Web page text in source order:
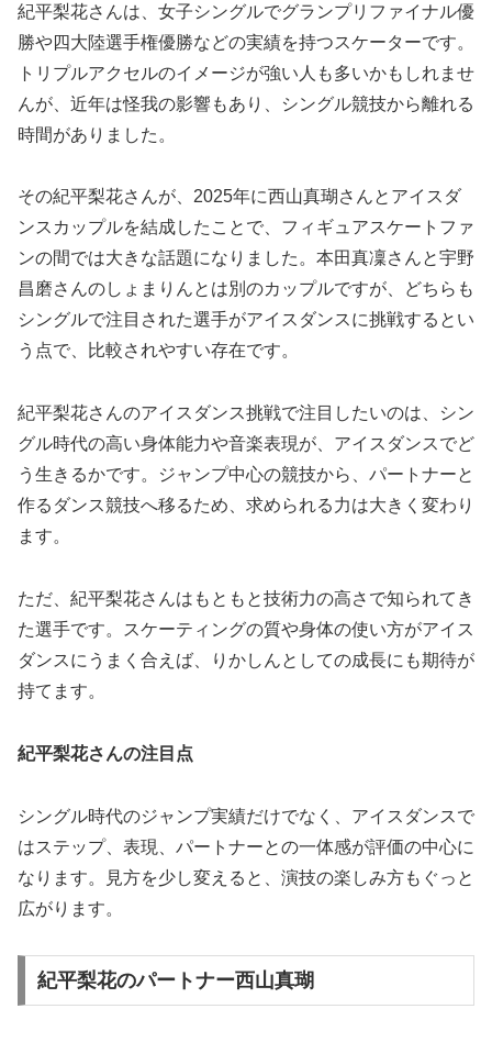
紀平梨花さんは、女子シングルでグランプリファイナル優
勝や四大陸選手権優勝などの実績を持つスケーターです。
トリプルアクセルのイメージが強い人も多いかもしれませ
んが、近年は怪我の影響もあり、シングル競技から離れる
時間がありました。
その紀平梨花さんが、2025年に西山真瑚さんとアイスダ
ンスカップルを結成したことで、フィギュアスケートファ
ンの間では大きな話題になりました。本田真凜さんと宇野
昌磨さんのしょまりんとは別のカップルですが、どちらも
シングルで注目された選手がアイスダンスに挑戦するとい
う点で、比較されやすい存在です。
紀平梨花さんのアイスダンス挑戦で注目したいのは、シン
グル時代の高い身体能力や音楽表現が、アイスダンスでど
う生きるかです。ジャンプ中心の競技から、パートナーと
作るダンス競技へ移るため、求められる力は大きく変わり
ます。
ただ、紀平梨花さんはもともと技術力の高さで知られてき
た選手です。スケーティングの質や身体の使い方がアイス
ダンスにうまく合えば、りかしんとしての成長にも期待が
持てます。
紀平梨花さんの注目点
シングル時代のジャンプ実績だけでなく、アイスダンスで
はステップ、表現、パートナーとの一体感が評価の中心に
なります。見方を少し変えると、演技の楽しみ方もぐっと
広がります。
紀平梨花のパートナー西山真瑚